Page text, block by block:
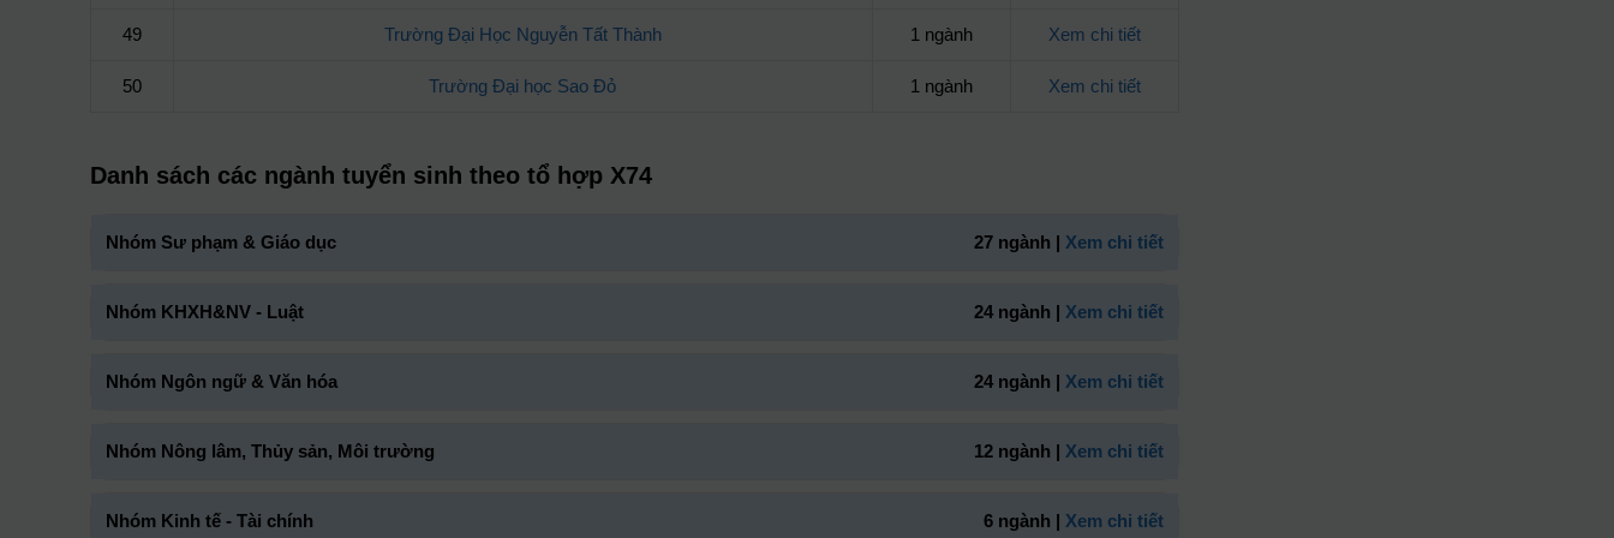
49 Trường Đại Học Nguyễn Tất Thành 1 ngành Xem chi tiết
50 Trường Đại học Sao Đỏ 1 ngành Xem chi tiết
Danh sách các ngành tuyển sinh theo tổ hợp X74
Nhóm Sư phạm & Giáo dục 27 ngành | Xem chi tiết
Nhóm KHXH&NV - Luật 24 ngành | Xem chi tiết
Nhóm Ngôn ngữ & Văn hóa 24 ngành | Xem chi tiết
Nhóm Nông lâm, Thủy sản, Môi trường 12 ngành | Xem chi tiết
Nhóm Kinh tế - Tài chính 6 ngành | Xem chi tiết